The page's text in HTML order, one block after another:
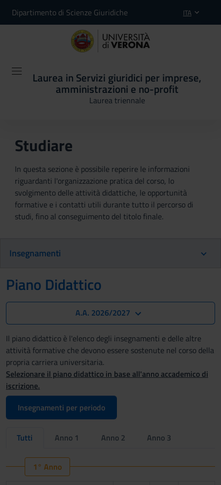
Dipartimento di Scienze Giuridiche ITA
Laurea in Servizi giuridici per imprese,
amministrazioni e no-profit
Laurea triennale
Studiare
In questa sezione è possibile reperire le informazioni
riguardanti l'organizzazione pratica del corso, lo
svolgimento delle attività didattiche, le opportunità
formative e i contatti utili durante tutto il percorso di
studi, fino al conseguimento del titolo finale.
Insegnamenti
Piano Didattico
A.A. 2026/2027
Il piano didattico è l'elenco degli insegnamenti e delle altre
attività formative che devono essere sostenute nel corso della
propria carriera universitaria.
Selezionare il piano didattico in base all'anno accademico di
iscrizione.
Insegnamenti per periodo
Tutti Anno 1 Anno 2 Anno 3
1° Anno